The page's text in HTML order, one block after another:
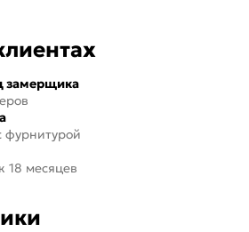
замерщика
фурнитурой
18 месяцев